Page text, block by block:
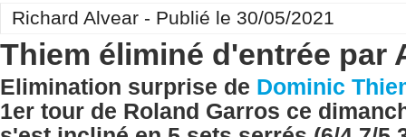
Richard Alvear - Publié le 30/05/2021
Thiem éliminé d'entrée par
Elimination surprise de Dominic
1er tour de Roland Garros ce